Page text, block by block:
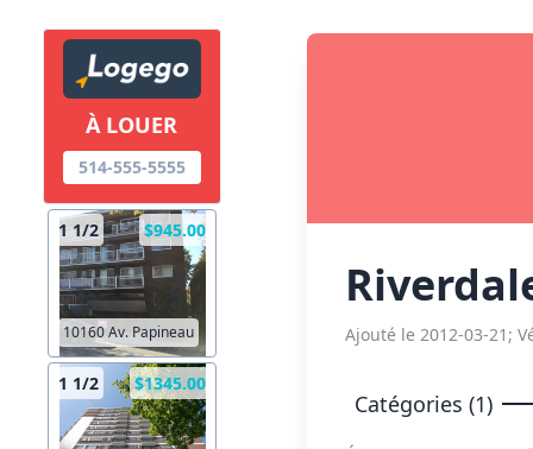
À LOUER
514-555-5555
1 1/2 $945.00
10160 Av. Papineau
1 1/2 $1345.00
Ajouté le 2012-03-21;
Catégories (1)